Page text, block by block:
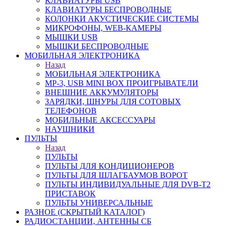
КЛАВИАТУРЫ БЕСПРОВОДНЫЕ
КОЛОНКИ АКУСТИЧЕСКИЕ СИСТЕМЫ
МИКРОФОНЫ, WEB-КАМЕРЫ
МЫШКИ USB
МЫШКИ БЕСПРОВОДНЫЕ
МОБИЛЬНАЯ ЭЛЕКТРОНИКА
Назад
МОБИЛЬНАЯ ЭЛЕКТРОНИКА
MP-3, USB MINI BOX ПРОИГРЫВАТЕЛИ
ВНЕШНИЕ АККУМУЛЯТОРЫ
ЗАРЯДКИ, ШНУРЫ ДЛЯ СОТОВЫХ
ТЕЛЕФОНОВ
МОБИЛЬНЫЕ АКСЕССУАРЫ
НАУШНИКИ
ПУЛЬТЫ
Назад
ПУЛЬТЫ
ПУЛЬТЫ ДЛЯ КОНДИЦИОНЕРОВ
ПУЛЬТЫ ДЛЯ ШЛАГБАУМОВ ВОРОТ
ПУЛЬТЫ ИНДИВИДУАЛЬНЫЕ ДЛЯ DVB-T2
ПРИСТАВОК
ПУЛЬТЫ УНИВЕРСАЛЬНЫЕ
РАЗНОЕ (СКРЫТЫЙ КАТАЛОГ)
РАДИОСТАНЦИИ, АНТЕННЫ CБ